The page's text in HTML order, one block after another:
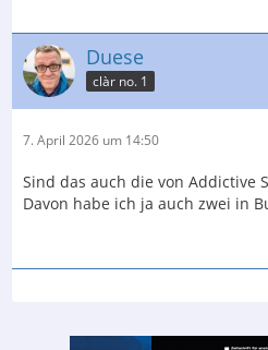
Duese
clàr no. 1
7. April 2026 um 14:50
Sind das auch die von Addictive
Davon habe ich ja auch zwei in